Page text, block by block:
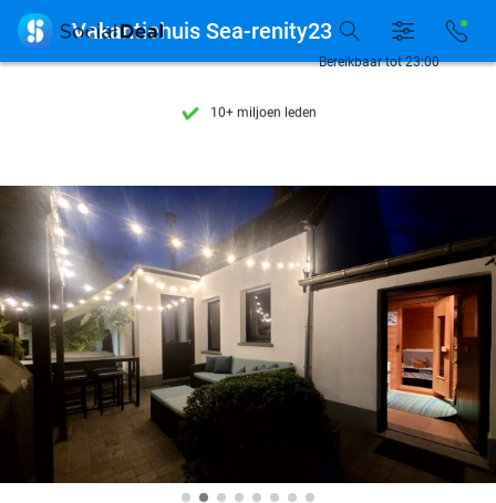
7 dagen per week beschikbaar
7 dagen per week beschikbaar
10+ miljoen leden
Bereikbaar tot 23:00
 Vakantiehuis Sea-renity23